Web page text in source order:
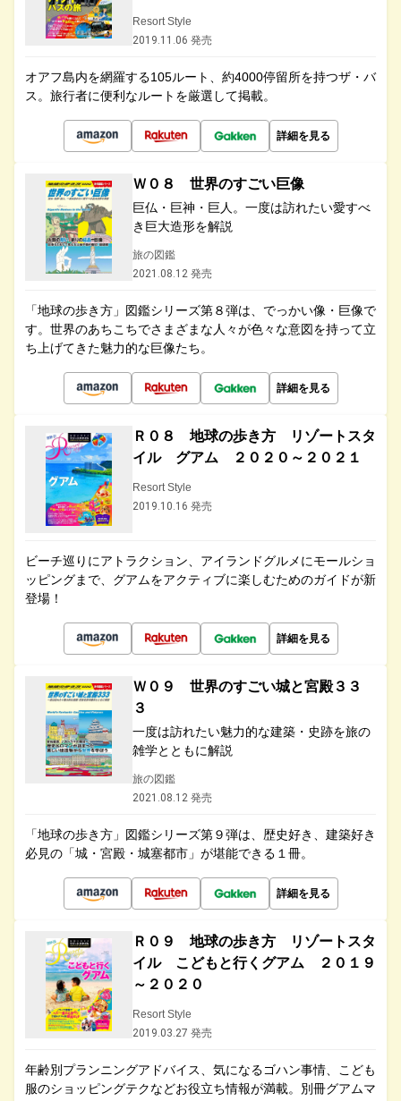
Resort Style
2019.11.06 発売
オアフ島内を網羅する105ルート、約4000停留所を持つザ・バ
ス。旅行者に便利なルートを厳選して掲載。
詳細を見る
Ｗ０８ 世界のすごい巨像
巨仏・巨神・巨人。一度は訪れたい愛すべ
き巨大造形を解説
旅の図鑑
2021.08.12 発売
「地球の歩き方」図鑑シリーズ第８弾は、でっかい像・巨像で
す。世界のあちこちでさまざまな人々が色々な意図を持って立
ち上げてきた魅力的な巨像たち。
詳細を見る
Ｒ０８ 地球の歩き方 リゾートスタ
イル グアム ２０２０～２０２１
Resort Style
2019.10.16 発売
ビーチ巡りにアトラクション、アイランドグルメにモールショ
ッピングまで、グアムをアクティブに楽しむためのガイドが新
登場！
詳細を見る
Ｗ０９ 世界のすごい城と宮殿３３
３
一度は訪れたい魅力的な建築・史跡を旅の
雑学とともに解説
旅の図鑑
2021.08.12 発売
「地球の歩き方」図鑑シリーズ第９弾は、歴史好き、建築好き
必見の「城・宮殿・城塞都市」が堪能できる１冊。
詳細を見る
Ｒ０９ 地球の歩き方 リゾートスタ
イル こどもと行くグアム ２０１９
～２０２０
Resort Style
2019.03.27 発売
年齢別プランニングアドバイス、気になるゴハン事情、こども
服のショッピングテクなどお役立ち情報が満載。別冊グアムマ